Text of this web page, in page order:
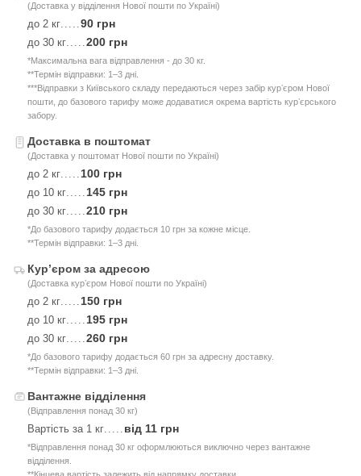
(Доставка у відділення Нової пошти по Україні)
до 2 кг.....90 грн
до 30 кг.....200 грн
*Максимальна вага відправлення - до 30 кг.
**Термін відправки: 1–3 дні.
***Відправки з Київського складу передаються через забір курʼєром Нової
пошти, до базового тарифу може додаватися окрема вартість курʼєрського
забору.
Доставка в поштомат
(Доставка у поштомат Нової пошти по Україні)
до 2 кг..... 100 грн
до 10 кг..... 145 грн
до 30 кг.....210 грн
*До базового тарифу додається 10 грн за кожне місце.
**Термін відправки: 1–3 дні.
Курʼєром за адресою
(Доставка курʼєром Нової пошти по Україні)
до 2 кг..... 150 грн
до 10 кг..... 195 грн
до 30 кг.....260 грн
*До базового тарифу додається 60 грн за адресну доставку.
**Термін відправки: 1–3 дні.
Вантажне відділення
(Відправлення понад 30 кг)
Вартість за 1 кг..... від 11 грн
*Відправлення понад 30 кг оформлюються виключно через вантажне
відділення.